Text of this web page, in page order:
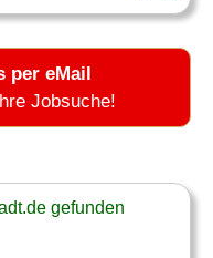
per eMail
Jobsuche!
gefunden